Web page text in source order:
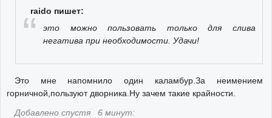
raido пишет:
это можно пользовать только для слива
негатива при необходимости. Удачи!
Это мне напомнило один каламбур.За неимением
горничной,пользуют дворника.Ну зачем такие крайности.
Добавлено спустя 6 минут: